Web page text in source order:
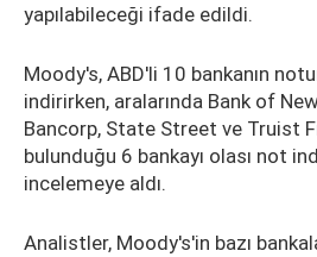
yapılabileceği ifade edildi.
Moody's, ABD'li 10 bankanın
indirirken, aralarında Bank of
Bancorp, State Street ve Truist
bulunduğu 6 bankayı olası not
incelemeye aldı.
Analistler, Moody's'in bazı